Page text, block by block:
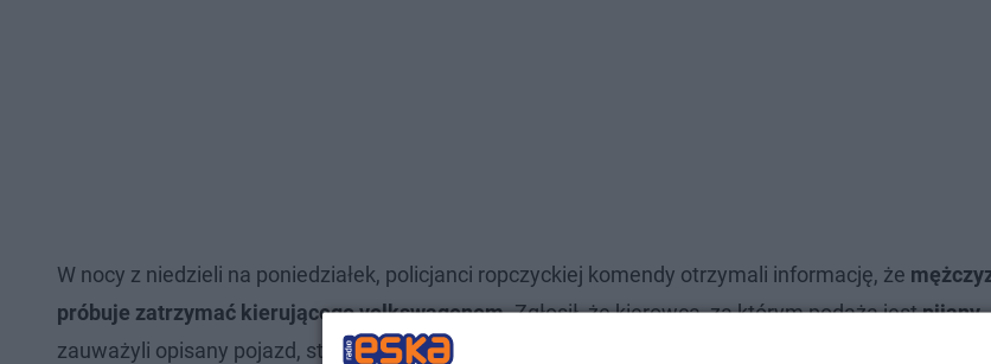
W nocy z niedzieli na poniedziałek, policjanci ropczyckiej komendy otrzymali informację, że
próbuje zatrzymać kierującego volkswagenem. Zgłosił, że kierowca, za którym podąża jestpijany.
zauważyli opisany pojazd, stojący na drodze w Klęczanach. Obok samochodu znajdowało się kilka